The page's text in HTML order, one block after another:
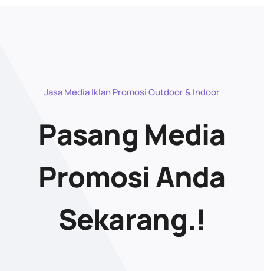
Jasa Media Iklan Promosi Outdoor & Indoor
Pasang Media
Promosi Anda
Sekarang.!